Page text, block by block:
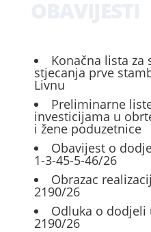
Konačna lista
stjecanja prve
Livnu
Preliminarne
investicijama u
i žene poduzetnice
Obavijest o
1-3-45-5-46/26
Obrazac
2190/26
Odluka o dodjeli
2190/26